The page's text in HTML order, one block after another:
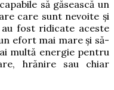
să găsească un
care sunt nevoite și
fost ridicate aceste
efort mai mare și să-
multă energie pentru
hrănire sau chiar